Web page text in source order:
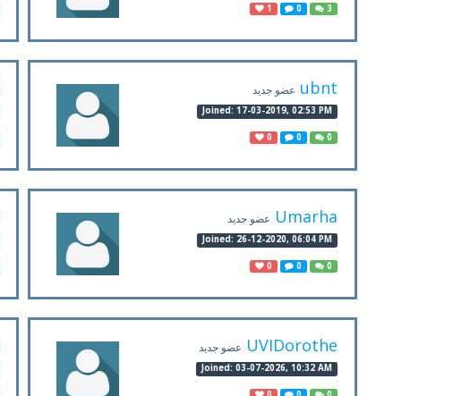
3
0
1
ubnt عضو جديد
Joined: 17-03-2019, 02:53 PM
0
0
0
Umarha عضو جديد
Joined: 26-12-2020, 06:04 PM
0
0
0
UVIDorothe عضو جديد
Joined: 03-07-2026, 10:32 AM